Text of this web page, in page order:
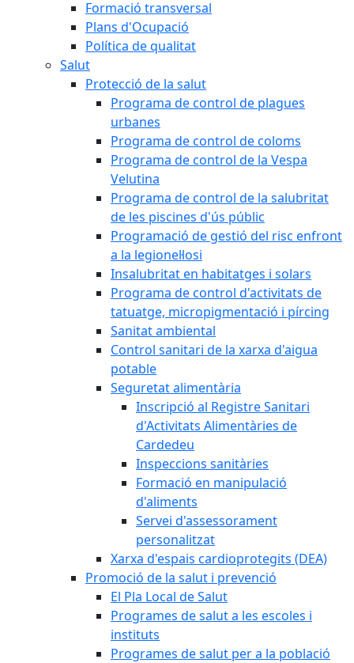
Formació transversal
Plans d'Ocupació
Política de qualitat
Salut
Protecció de la salut
Programa de control de plagues
urbanes
Programa de control de coloms
Programa de control de la Vespa
Velutina
Programa de control de la salubritat
de les piscines d'ús públic
Programació de gestió del risc enfront
a la legionel·losi
Insalubritat en habitatges i solars
Programa de control d'activitats de
tatuatge, micropigmentació i pírcing
Sanitat ambiental
Control sanitari de la xarxa d'aigua
potable
Seguretat alimentària
Inscripció al Registre Sanitari
d'Activitats Alimentàries de
Cardedeu
Inspeccions sanitàries
Formació en manipulació
d'aliments
Servei d'assessorament
personalitzat
Xarxa d'espais cardioprotegits (DEA)
Promoció de la salut i prevenció
El Pla Local de Salut
Programes de salut a les escoles i
instituts
Programes de salut per a la població